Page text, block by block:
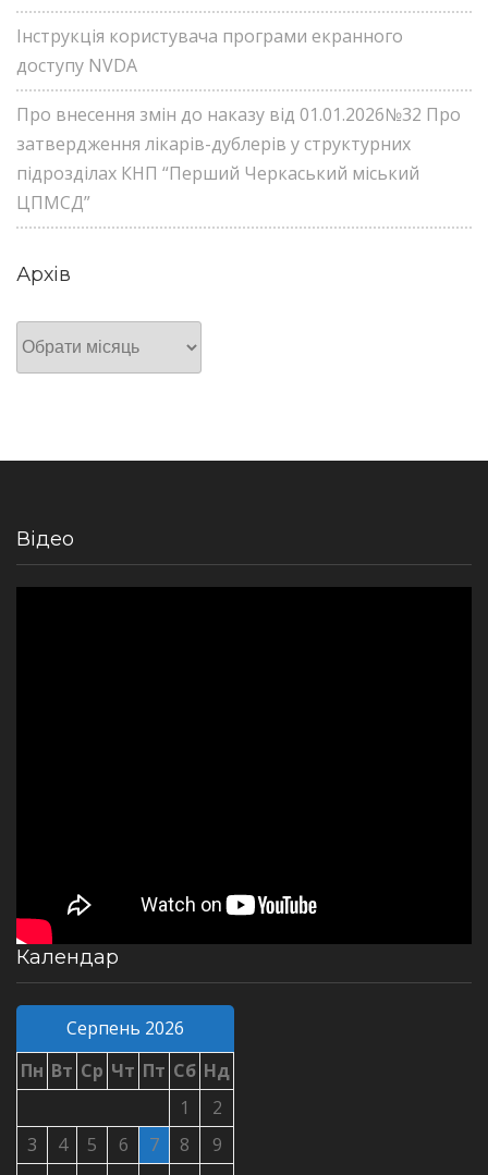
Інструкція користувача програми екранного
доступу NVDA
Про внесення змін до наказу від 01.01.2026№32 Про
затвердження лікарів-дублерів у структурних
підрозділах КНП “Перший Черкаський міський
ЦПМСД”
Архів
Архів
Відео
Календар
Серпень 2026
Пн Вт Ср Чт Пт Сб Нд
1
2
3
4 5 6 7 8
9